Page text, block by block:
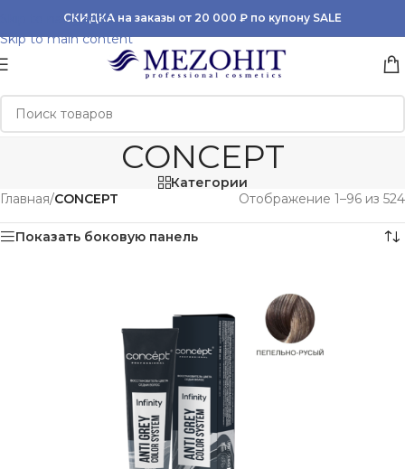
Skip to navigation
Skip to main content
СКИДКА на заказы от 20 000 ₽ по купону SALE
CONCEPT
Категории
Главная/CONCEPT Отображение 1–96 из 524
Показать боковую панель